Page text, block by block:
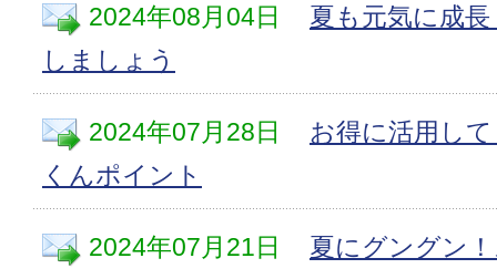
2024年08月04日
夏も元気に成
しましょう
2024年07月28日
お得に活用し
くんポイント
2024年07月21日 夏にグングン